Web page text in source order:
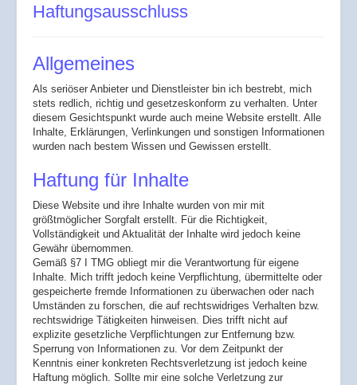
Leistungen
Honorar
Across
Gendergerechte Sprache
Haftungsausschluss
Allgemeines
Als seriöser Anbieter und Dienstleister bin ich bestrebt, mich
stets redlich, richtig und gesetzeskonform zu verhalten. Unter
diesem Gesichtspunkt wurde auch meine Website erstellt. Alle
Inhalte, Erklärungen, Verlinkungen und sonstigen Informationen
wurden nach bestem Wissen und Gewissen erstellt.
Haftung für Inhalte
Diese Website und ihre Inhalte wurden von mir mit
größtmöglicher Sorgfalt erstellt. Für die Richtigkeit,
Vollständigkeit und Aktualität der Inhalte wird jedoch keine
Gewähr übernommen.
Gemäß §7 I TMG obliegt mir die Verantwortung für eigene
Inhalte. Mich trifft jedoch keine Verpflichtung, übermittelte oder
gespeicherte fremde Informationen zu überwachen oder nach
Umständen zu forschen, die auf rechtswidriges Verhalten bzw.
rechtswidrige Tätigkeiten hinweisen. Dies trifft nicht auf
explizite gesetzliche Verpflichtungen zur Entfernung bzw.
Sperrung von Informationen zu. Vor dem Zeitpunkt der
Kenntnis einer konkreten Rechtsverletzung ist jedoch keine
Haftung möglich. Sollte mir eine solche Verletzung zur